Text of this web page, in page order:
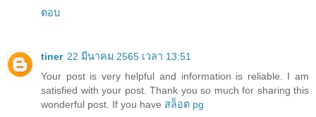
ตอบ
tiner 22 มีนาคม 2565 เวลา 13:51
Your post is very helpful and information is reliable. I am
satisfied with your post. Thank you so much for sharing this
wonderful post. If you have สล็อต pg